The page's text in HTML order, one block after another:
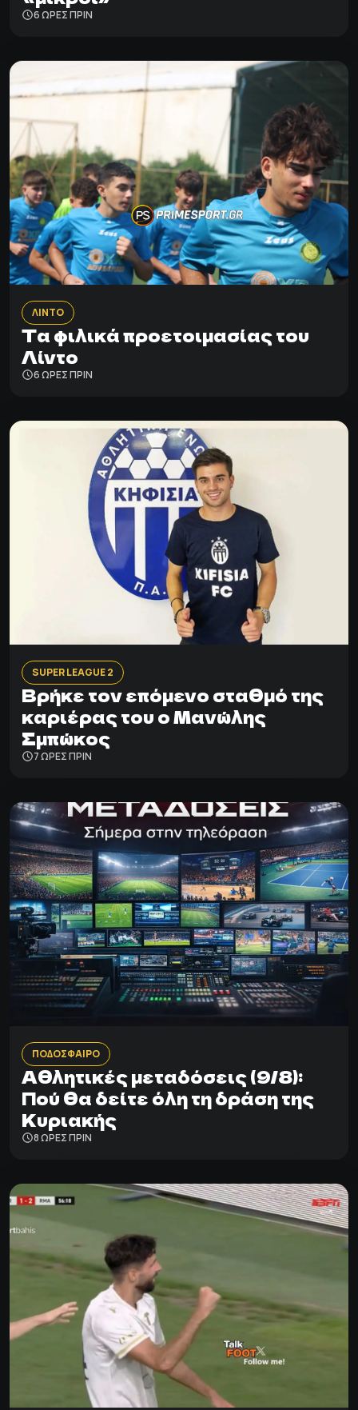
6 ΩΡΕΣ ΠΡΙΝ
ΛΙΝΤΟ
Τα φιλικά προετοιμασίας του
Λίντο
6 ΩΡΕΣ ΠΡΙΝ
SUPER LEAGUE 2
Βρήκε τον επόμενο σταθμό της
καριέρας του ο Μανώλης
Σμπώκος
7 ΩΡΕΣ ΠΡΙΝ
ΠΟΔΟΣΦΑΙΡΟ
Αθλητικές μεταδόσεις (9/8):
Πού θα δείτε όλη τη δράση της
Κυριακής
8 ΩΡΕΣ ΠΡΙΝ